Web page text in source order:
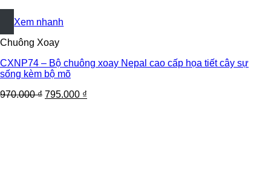
+
Xem nhanh
Chuông Xoay
CXNP74 – Bộ chuông xoay Nepal cao cấp họa tiết cây sự
sống kèm bộ mõ
970.000₫ 795.000 ₫